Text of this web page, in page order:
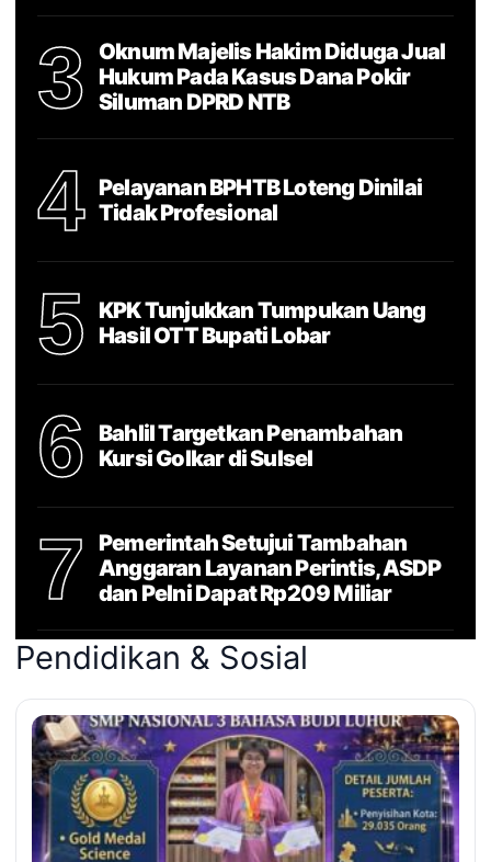
3
Oknum Majelis Hakim Diduga Jual
Hukum Pada Kasus Dana Pokir
Siluman DPRD NTB
4
Pelayanan BPHTB Loteng Dinilai
Tidak Profesional
5
KPK Tunjukkan Tumpukan Uang
Hasil OTT Bupati Lobar
6
Bahlil Targetkan Penambahan
Kursi Golkar di Sulsel
7
Pemerintah Setujui Tambahan
Anggaran Layanan Perintis, ASDP
dan Pelni Dapat Rp209 Miliar
Pendidikan & Sosial